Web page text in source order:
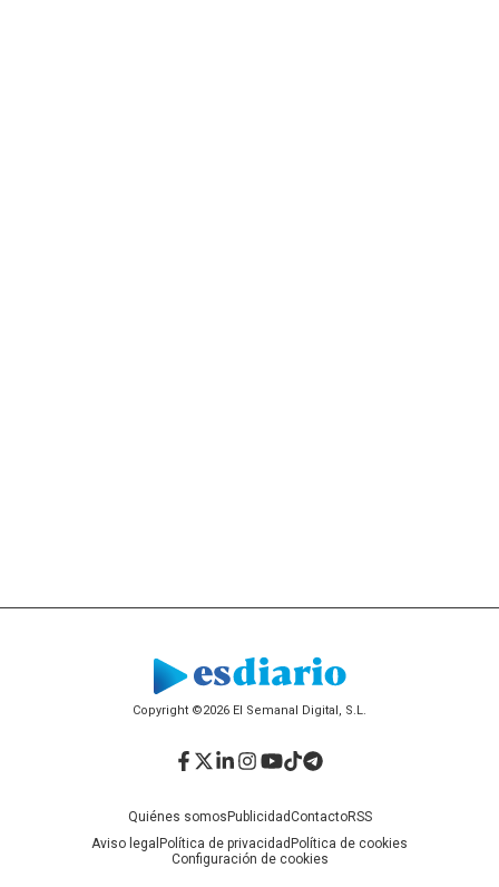
Copyright ©2026 El Semanal Digital, S.L.
Quiénes somos PublicidadContactoRSS
Aviso legal Política de privacidad Política de cookies
Configuración de cookies
Facebook
Twitter
LinkedIn
Instagram
YouTube
TikTok
Telegram